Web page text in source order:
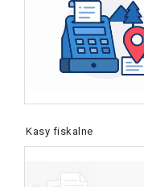
Kasy fiskalne